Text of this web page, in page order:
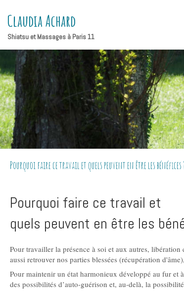
Claudia Achard
Shiatsu et Massages à Paris 11
Pourquoi faire ce travail et quels peuvent en être les bénéfices
Pourquoi faire ce travail et
quels peuvent en être les
Pour travailler la présence à soi et aux autres,
aussi retrouver nos parties blessées (récupération
Pour maintenir un état harmonieux développé au fur et
des possibilités d’auto-guérison et, au-delà, la